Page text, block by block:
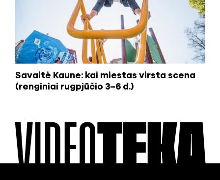
Savaitė Kaune: kai miestas virsta scena
(renginiai rugpjūčio 3–6 d.)
VIDEOTEKA